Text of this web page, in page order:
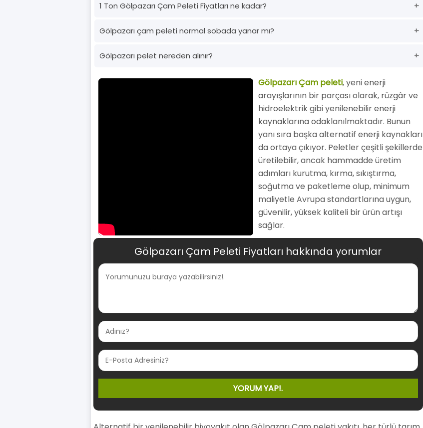
1 Ton Gölpazarı Çam Peleti Fiyatları ne kadar?
Gölpazarı çam peleti normal sobada yanar mı?
Gölpazarı pelet nereden alınır?
Gölpazarı Çam peleti, yeni enerji
arayışlarının bir parçası olarak, rüzgâr ve
hidroelektrik gibi yenilenebilir enerji
kaynaklarına odaklanılmaktadır. Bunun
yanı sıra başka alternatif enerji kaynakları
da ortaya çıkıyor. Peletler çeşitli şekillerde
üretilebilir, ancak hammadde üretim
adımları kurutma, kırma, sıkıştırma,
soğutma ve paketleme olup, minimum
maliyetle Avrupa standartlarına uygun,
güvenilir, yüksek kaliteli bir ürün artışı
sağlar.
Gölpazarı Çam Peleti Fiyatları hakkında yorumlar